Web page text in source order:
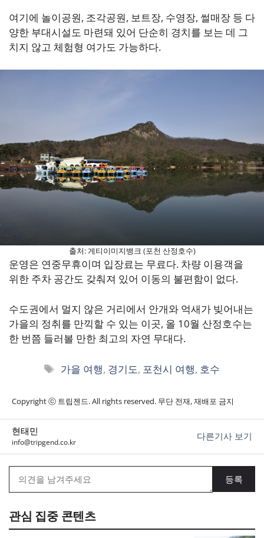
여기에 놀이공원, 조각공원, 보트장, 수영장, 썰매장 등 다
양한 부대시설도 마련돼 있어 단순히 경치를 보는 데 그
치지 않고 체험형 여가도 가능하다.
출처: 게티이미지뱅크 (포천 산정호수)
운영은 연중무휴이며 입장료는 무료다. 차량 이용객을
위한 주차 공간도 갖춰져 있어 이동의 불편함이 없다.
수도권에서 멀지 않은 거리에서 안개와 억새가 빚어내는
가을의 정취를 만끽할 수 있는 이곳, 올 10월 산정호수는
한 번쯤 들러볼 만한 최고의 자연 무대다.
태
가을 여행, 경기도, 포천시 여행, 호수
Copyright ⓒ 트립젠드. All rights reserved. 무단 전재, 재배포 금지
현태민
info@tripgend.co.kr
다른기사 보기
관심 집중 콘텐츠